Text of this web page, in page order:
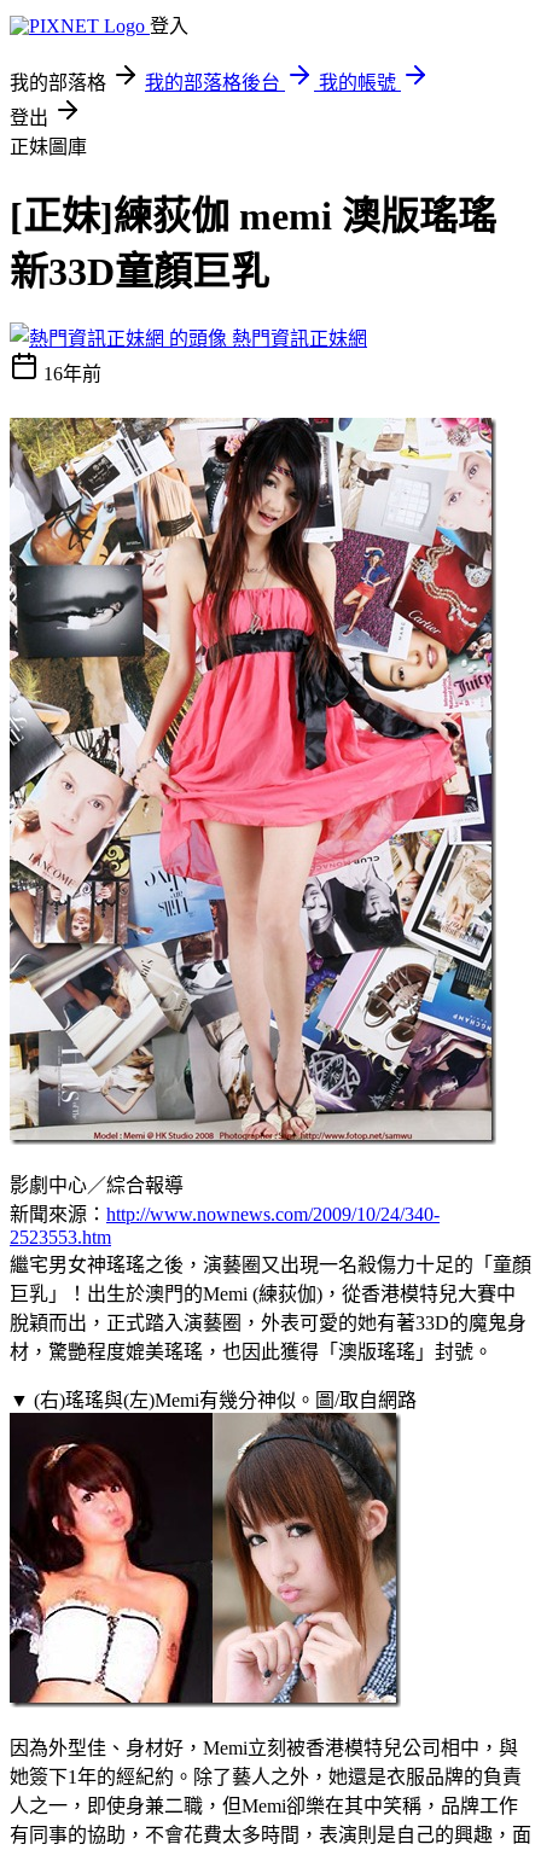
登入
我的部落格 我的部落格後台
我的帳號
登出
正妹圖庫
[正妹]練荻伽 memi 澳版瑤瑤
新33D童顏巨乳
熱門資訊正妹網
16年前
影劇中心／綜合報導
新聞來源： http://www.nownews.com/2009/10/24/340-
2523553.htm
繼宅男女神瑤瑤之後，演藝圈又出現一名殺傷力十足的「童顏
巨乳」！出生於澳門的Memi (練荻伽)，從香港模特兒大賽中
脫穎而出，正式踏入演藝圈，外表可愛的她有著33D的魔鬼身
材，驚艷程度媲美瑤瑤，也因此獲得「澳版瑤瑤」封號。
▼ (右)瑤瑤與(左)Memi有幾分神似。圖/取自網路
因為外型佳、身材好，Memi立刻被香港模特兒公司相中，與
她簽下1年的經紀約。除了藝人之外，她還是衣服品牌的負責
人之一，即使身兼二職，但Memi卻樂在其中笑稱，品牌工作
有同事的協助，不會花費太多時間，表演則是自己的興趣，面